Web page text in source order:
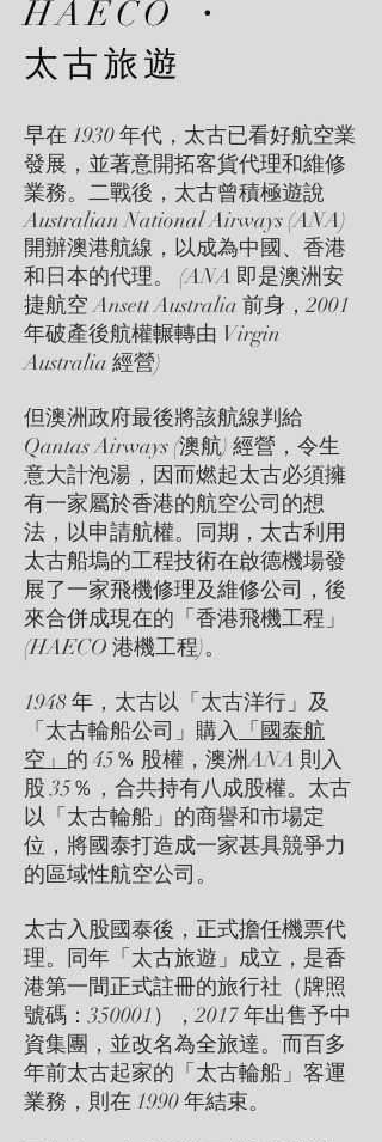
HAECO ・
太古旅遊
早在 1930 年代，太古已看好航空業
發展，並著意開拓客貨代理和維修
業務。二戰後，太古曾積極遊說
Australian National Airways (ANA)
開辦澳港航線，以成為中國、香港
和日本的代理。 (ANA 即是澳洲安
捷航空 Ansett Australia 前身，2001
年破產後航權輾轉由 Virgin
Australia 經營)
但澳洲政府最後將該航線判給
Qantas Airways (澳航) 經營，令生
意大計泡湯，因而燃起太古必須擁
有一家屬於香港的航空公司的想
法，以申請航權。同期，太古利用
太古船塢的工程技術在啟德機場發
展了一家飛機修理及維修公司，後
來合併成現在的「香港飛機工程」
(HAECO 港機工程)。
1948 年，太古以「太古洋行」及
「太古輪船公司」購入 「國泰航
空」 的 45％ 股權，澳洲ANA 則入
股 35％，合共持有八成股權。太古
以「太古輪船」的商譽和市場定
位，將國泰打造成一家甚具競爭力
的區域性航空公司。
太古入股國泰後，正式擔任機票代
理。同年「太古旅遊」成立，是香
港第一間正式註冊的旅行社（牌照
號碼：350001），2017 年出售予中
資集團，並改名為全旅達。而百多
年前太古起家的「太古輪船」客運
業務，則在 1990 年結束。